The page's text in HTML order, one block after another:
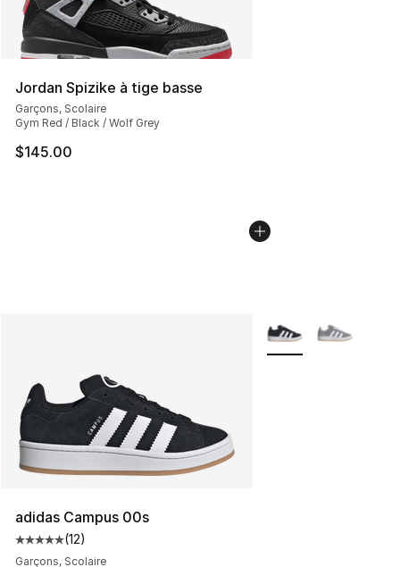
Jordan Spizike à tige basse
Garçons, Scolaire
Gym Red / Black / Wolf Grey
$145.00
adidas Campus 00s
Cote moyenne du client - [5 sur 5 étoiles], 12
(12)
Garçons, Scolaire
Plus de couleurs